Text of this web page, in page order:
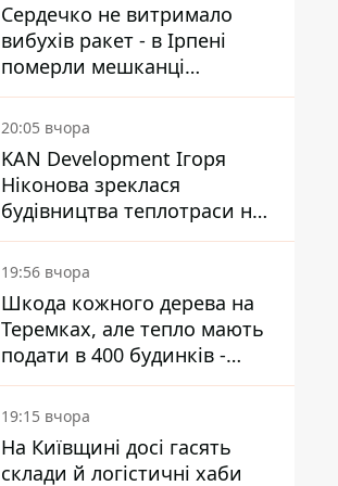
Сердечко не витримало
вибухів ракет - в Ірпені
померли мешканці
притулку для собак з
інвалідністю
20:05 вчора
KAN Development Ігоря
Ніконова зреклася
будівництва теплотраси на
Теремках
19:56 вчора
Шкода кожного дерева на
Теремках, але тепло мають
подати в 400 будинків -
депутатка Київради
19:15 вчора
На Київщині досі гасять
склади й логістичні хаби